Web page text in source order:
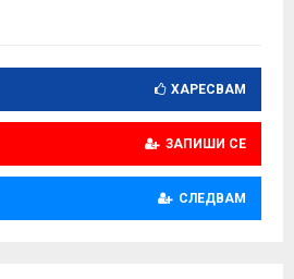
ХАРЕСВАМ
ЗАПИШИ СЕ
СЛЕДВАМ